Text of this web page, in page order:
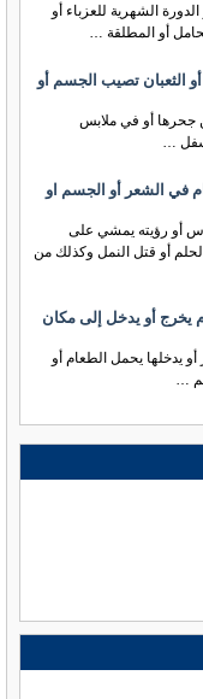
الشهرية للعزباء أو
أو المطلقة …
الثعبان تصيب الجسم أو
جحرها أو في ملابس
…
في الشعر أو الجسم او
أو رؤيته يمشي على
أو قتل النمل وكذلك من
يخرج أو يدخل إلى مكان
يدخلها يحمل الطعام أو
…